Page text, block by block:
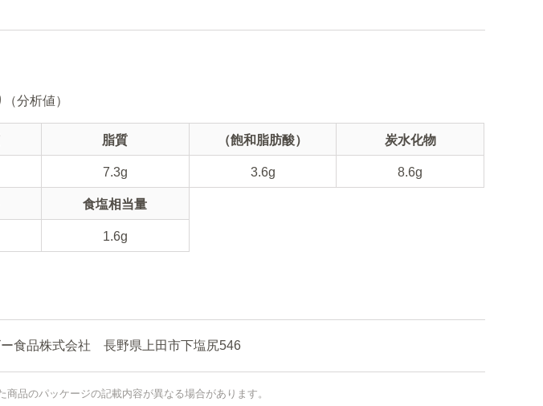
分析値）
脂質
7.3g
（飽和脂肪酸）
3.6g
炭水化物
8.6g
食塩相当量
1.6g
食品株式会社 長野県上田市下塩尻546
品のパッケージの記載内容が異なる場合があります。